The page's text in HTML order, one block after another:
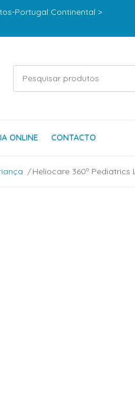
Portugal Continental >
ONLINE CONTACTO
Heliocare 360º Pediatrics